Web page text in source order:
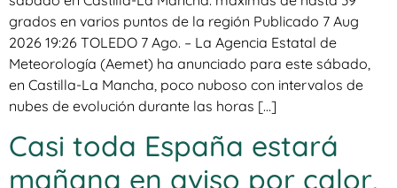
grados en varios puntos de la región Publicado 7 Aug
2026 19:26 TOLEDO 7 Ago. – La Agencia Estatal de
Meteorología (Aemet) ha anunciado para este sábado,
en Castilla-La Mancha, poco nuboso con intervalos de
nubes de evolución durante las horas […]
Casi toda España estará
mañana en aviso por calor,